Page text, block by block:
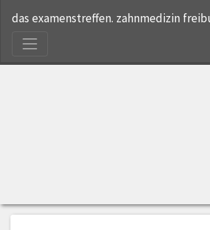
das examenstreffen. zahnmedizin